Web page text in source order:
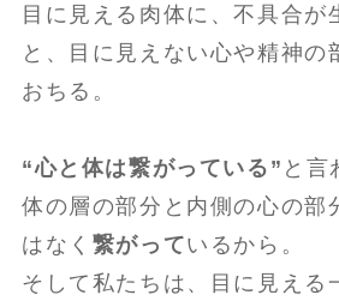
目に見える肉体に、不具合が
と、目に見えない心や精神の
おちる。
“心と体は繋がっている” と言
体の層の部分と内側の心の部
はなく 繋がっているから。
そして私たちは、目に見える